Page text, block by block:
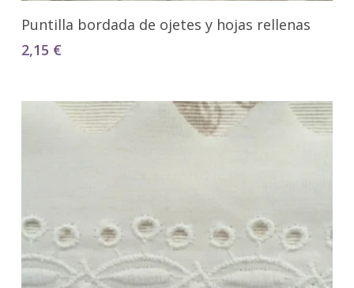
Seleccionar Opciones
Puntilla bordada de ojetes y hojas rellenas
2,15 €